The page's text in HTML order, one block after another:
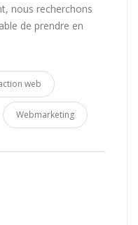
nous recherchons
de prendre en
web
Webmarketing